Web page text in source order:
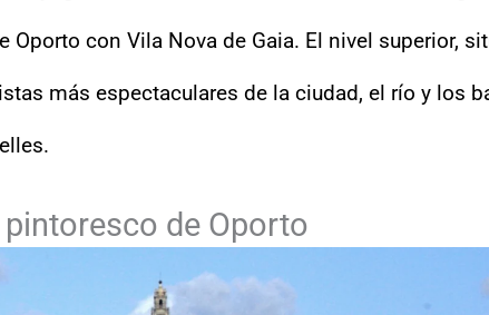
con Vila Nova de Gaia. El nivel superior,
más espectaculares de la ciudad, el río y los
de Oporto